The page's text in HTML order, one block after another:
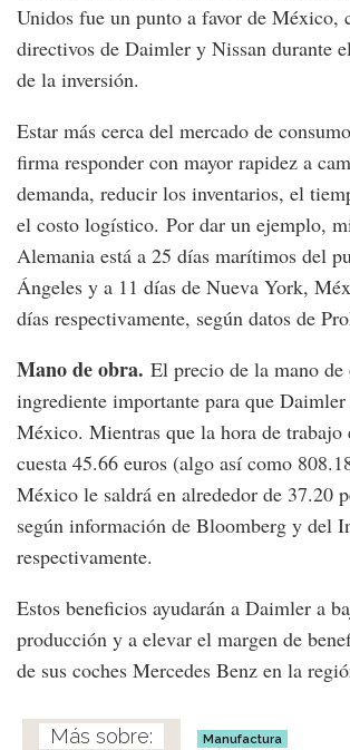
Unidos fue un punto a favor de México,
directivos de Daimler y Nissan durante
de la inversión.
Estar más cerca del mercado de
firma responder con mayor rapidez a
demanda, reducir los inventarios, el
el costo logístico. Por dar un ejemplo,
Alemania está a 25 días marítimos del
Ángeles y a 11 días de Nueva York,
días respectivamente, según datos de
Mano de obra. El precio de la mano
ingrediente importante para que
México. Mientras que la hora de trabajo
cuesta 45.66 euros (algo así como
México le saldrá en alrededor de 37.20
según información de Bloomberg y del
respectivamente.
Estos beneficios ayudarán a Daimler a
producción y a elevar el margen de
de sus coches Mercedes Benz en la
Manufactura